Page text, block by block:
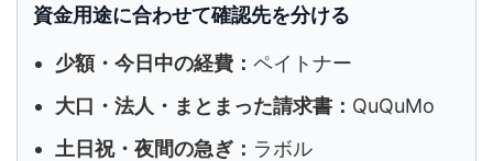
資金用途に合わせて確認先を分ける
少額・今日中の経費： ペイトナー
大口・法人・まとまった請求書： QuQuMo
土日祝・夜間の急ぎ： ラボル